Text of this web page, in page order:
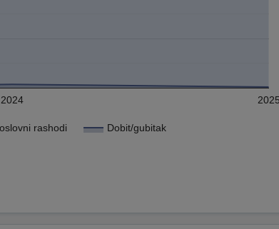
rashodi Dobit/gubitak
2024 2025